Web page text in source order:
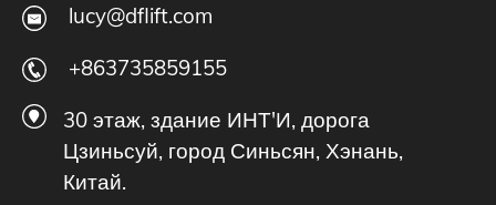
lucy@dflift.com
+863735859155
30 этаж, здание ИНТ'И, дорога
Цзиньсуй, город Синьсян, Хэнань,
Китай.